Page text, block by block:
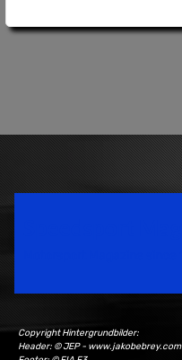
Copyright Hintergrundbilder:
Header: © JEP - www.jakobebrey.com